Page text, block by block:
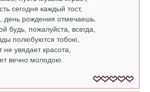
сегодня каждый тост,
день рождения отмечаешь.
будь, пожалуйста, всегда,
полюбуются тобою,
не увядает красота,
вечно молодою.